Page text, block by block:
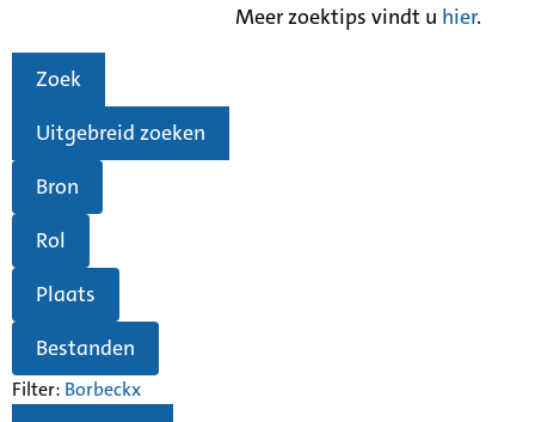
Meer zoektips vindt u hier.
Zoek
Uitgebreid zoeken
Bron
Rol
Plaats
Bestanden
Filter: Borbeckx